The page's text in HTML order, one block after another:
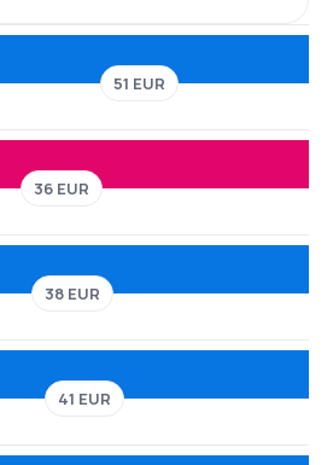
51 EUR
36 EUR
38 EUR
41 EUR